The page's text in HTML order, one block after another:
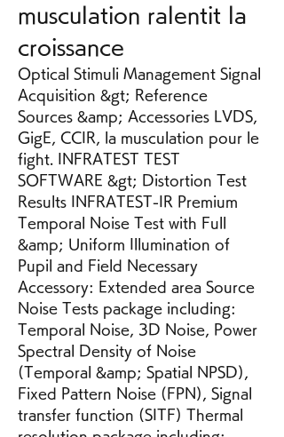
musculation ralentit la
croissance
Optical Stimuli Management Signal
Acquisition &gt; Reference
Sources &amp; Accessories LVDS,
GigE, CCIR, la musculation pour le
fight. INFRATEST TEST
SOFTWARE &gt; Distortion Test
Results INFRATEST-IR Premium
Temporal Noise Test with Full
&amp; Uniform Illumination of
Pupil and Field Necessary
Accessory: Extended area Source
Noise Tests package including:
Temporal Noise, 3D Noise, Power
Spectral Density of Noise
(Temporal &amp; Spatial NPSD),
Fixed Pattern Noise (FPN), Signal
transfer function (SITF) Thermal